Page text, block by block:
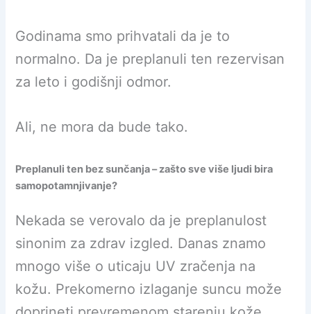
Godinama smo prihvatali da je to
normalno. Da je preplanuli ten rezervisan
za leto i godišnji odmor.
Ali, ne mora da bude tako.
Preplanuli ten bez sunčanja – zašto sve više ljudi bira
samopotamnjivanje?
Nekada se verovalo da je preplanulost
sinonim za zdrav izgled. Danas znamo
mnogo više o uticaju UV zračenja na
kožu. Prekomerno izlaganje suncu može